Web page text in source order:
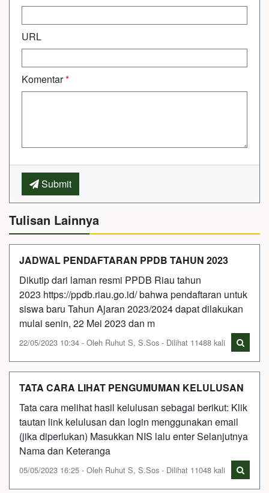
URL
Komentar*
Submit
Tulisan Lainnya
JADWAL PENDAFTARAN PPDB TAHUN 2023
Dikutip dari laman resmi PPDB Riau tahun
2023 https://ppdb.riau.go.id/ bahwa pendaftaran untuk
siswa baru Tahun Ajaran 2023/2024 dapat dilakukan
mulai senin, 22 Mei 2023 dan m
22/05/2023 10:34 - Oleh Ruhut S, S.Sos - Dilihat 11488 kali
TATA CARA LIHAT PENGUMUMAN KELULUSAN
Tata cara melihat hasil kelulusan sebagai berikut: Klik
tautan link kelulusan dan login menggunakan email
(jika diperlukan) Masukkan NIS lalu enter Selanjutnya
Nama dan Keteranga
05/05/2023 16:25 - Oleh Ruhut S, S.Sos - Dilihat 11048 kali